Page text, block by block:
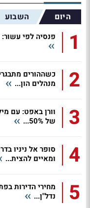
היום השבוע
1 פנסיה לפי עשור: מה
2
כשההורים
מנהלים הון...
3
וורן באפט: עם
של 50%...
4
סופר אל ניניו
ומאיים להצית...
5
מחירי הדירות
נדל"ן...